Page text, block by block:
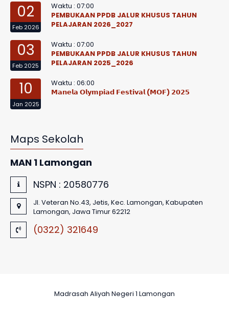
02
Feb 2026
Waktu : 07:00
PEMBUKAAN PPDB JALUR KHUSUS TAHUN
PELAJARAN 2026_2027
03
Feb 2025
Waktu : 07:00
PEMBUKAAN PPDB JALUR KHUSUS TAHUN
PELAJARAN 2025_2026
10
Jan 2025
Waktu : 06:00
𝗠𝗮𝗻𝗲𝗹𝗮 𝗢𝗹𝘆𝗺𝗽𝗶𝗮𝗱 𝗙𝗲𝘀𝘁𝗶𝘃𝗮𝗹 (𝗠𝗢𝗙) 𝟮𝟬𝟮𝟱
Maps Sekolah
MAN 1 Lamongan
NSPN : 20580776
Jl. Veteran No.43, Jetis, Kec. Lamongan, Kabupaten
Lamongan, Jawa Timur 62212
(0322) 321649
Madrasah Aliyah Negeri 1 Lamongan